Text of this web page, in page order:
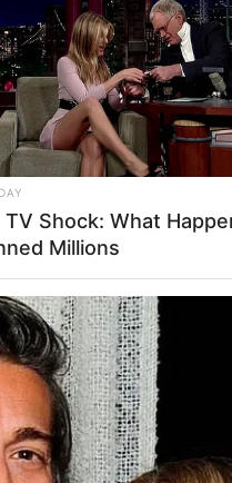
Mainstream, 10 Cara
Barang
Warga Thailand
Banget! 10 Pose
yang Bikin Ketawa
TV Shock: What
Millions